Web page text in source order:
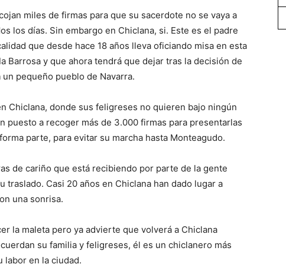
miles de firmas para que su sacerdote no se vaya a
los días. Sin embargo en Chiclana, si. Este es el padre
que desde hace 18 años lleva oficiando misa en esta
Barrosa y que ahora tendrá que dejar tras la decisión de
pequeño pueblo de Navarra.
Chiclana, donde sus feligreses no quieren bajo ningún
puesto a recoger más de 3.000 firmas para presentarlas
parte, para evitar su marcha hasta Monteagudo.
de cariño que está recibiendo por parte de la gente
Casi 20 años en Chiclana han dado lugar a
una sonrisa.
la maleta pero ya advierte que volverá a Chiclana
su familia y feligreses, él es un chiclanero más
labor en la ciudad.